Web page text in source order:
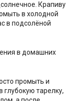
Крапиву
в холодной
в подсолёной
промыть и
тарелку,